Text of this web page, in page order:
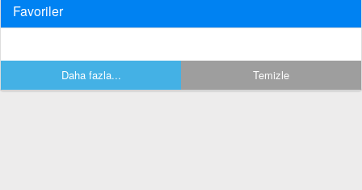
Favoriler
Daha fazla... Temizle